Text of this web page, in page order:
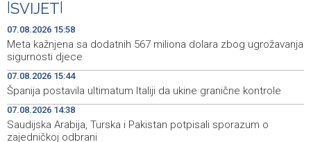
ponovo vratio u jamu 'Raspotočje'
19:03
Sarajevo Film Festival presents Kinoscope and
Kinoscope Surreal programs
19:00 Najave događaja za 8. 8. 2026. godine (subota)
18:58
Fire breaks out across more than 40 hectares in Grude,
firefighters and Air Tractors on the ground
SVIJET
07.08.2026 15:58
Meta kažnjena sa dodatnih 567 miliona dolara zbog ugrožavanja
sigurnosti djece
07.08.2026 15:44
Španija postavila ultimatum Italiji da ukine granične kontrole
07.08.2026 14:38
Saudijska Arabija, Turska i Pakistan potpisali sporazum o
zajedničkoj odbrani